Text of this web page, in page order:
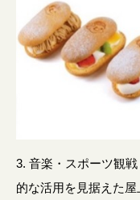
3. 音楽・スポーツ観
的な活用を見据えた屋